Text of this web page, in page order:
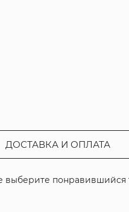
ДОСТАВКА И ОПЛАТА
понравившийся